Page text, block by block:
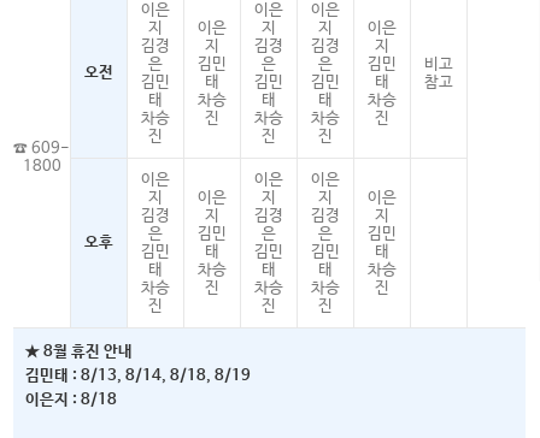
☎ 609-
1800
오전
이은
지
김경
은
김민
태
차승
진
이은
지
김민
태
차승
진
이은
지
김경
은
김민
태
차승
진
이은
지
김경
은
김민
태
차승
진
이은
지
김민
태
차승
진
비고
참고
오후
이은
지
김경
은
김민
태
차승
진
이은
지
김민
태
차승
진
이은
지
김경
은
김민
태
차승
진
이은
지
김경
은
김민
태
차승
진
이은
지
김민
태
차승
진
★ 8월 휴진 안내
김민태 : 8/13, 8/14, 8/18, 8/19
이은지 : 8/18